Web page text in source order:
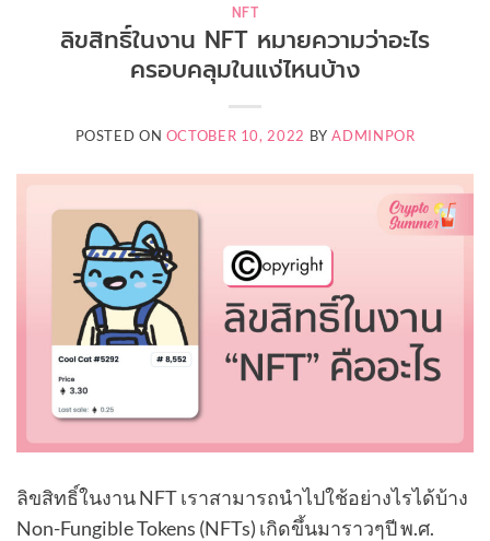
NFT
ลิขสิทธิ์ในงาน NFT หมายความว่าอะไร
ครอบคลุมในแง่ไหนบ้าง
POSTED ON OCTOBER 10, 2022 BYADMINPOR
ลิขสิทธิ์ในงาน NFT เราสามารถนำไปใช้อย่างไรได้บ้าง
Non-Fungible Tokens (NFTs) เกิดขึ้นมาราวๆปี พ.ศ.